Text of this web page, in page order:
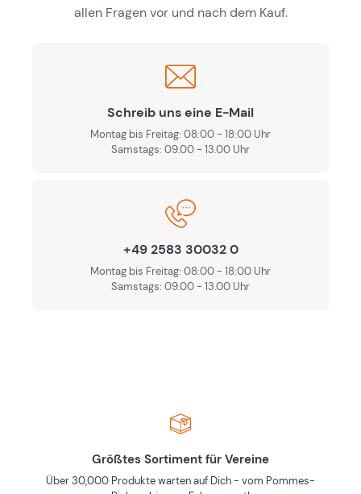
allen Fragen vor und nach dem Kauf.
Schreib uns eine E-Mail
Montag bis Freitag: 08:00 - 18:00 Uhr
Samstags: 09.00 - 13.00 Uhr
+49 2583 30032 0
Montag bis Freitag: 08:00 - 18:00 Uhr
Samstags: 09.00 - 13.00 Uhr
Größtes Sortiment für Vereine
Über 30,000 Produkte warten auf Dich - vom Pommes-